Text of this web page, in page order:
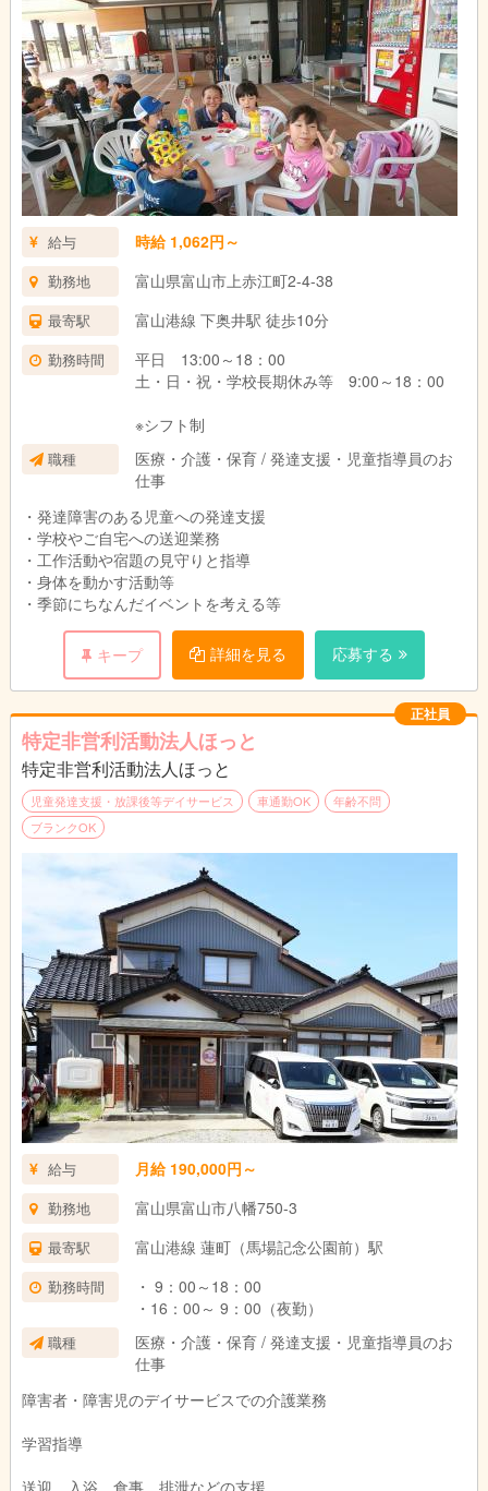
給与 時給 1,062円～
勤務地 富山県富山市上赤江町2-4-38
最寄駅 富山港線 下奥井駅 徒歩10分
勤務時間
平日 13:00～18：00
土・日・祝・学校長期休み等 9:00～18：00
※シフト制
職種
医療・介護・保育 / 発達支援・児童指導員のお
仕事
・発達障害のある児童への発達支援
・学校やご自宅への送迎業務
・工作活動や宿題の見守りと指導
・身体を動かす活動等
・季節にちなんだイベントを考える等
キープ 詳細を見る 応募する
正社員
特定非営利活動法人ほっと
特定非営利活動法人ほっと
児童発達支援・放課後等デイサービス 車通勤OK
年齢不問
ブランクOK
給与 月給 190,000円～
勤務地 富山県富山市八幡750-3
最寄駅 富山港線 蓮町（馬場記念公園前）駅
勤務時間
・ 9：00～18：00
・16：00～ 9：00（夜勤）
職種
医療・介護・保育 / 発達支援・児童指導員のお
仕事
障害者・障害児のデイサービスでの介護業務
学習指導
送迎、入浴、食事、排泄などの支援